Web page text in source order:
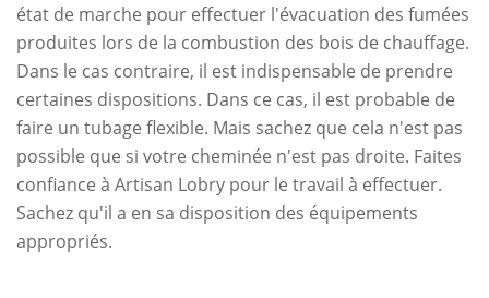
état de marche pour effectuer l'évacuation des fumées
produites lors de la combustion des bois de chauffage.
Dans le cas contraire, il est indispensable de prendre
certaines dispositions. Dans ce cas, il est probable de
faire un tubage flexible. Mais sachez que cela n'est pas
possible que si votre cheminée n'est pas droite. Faites
confiance à Artisan Lobry pour le travail à effectuer.
Sachez qu'il a en sa disposition des équipements
appropriés.